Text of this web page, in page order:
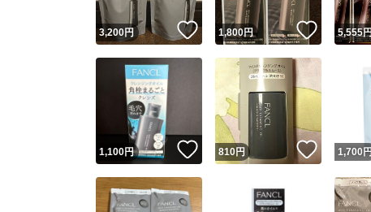
他フ
スピード&
※このバッ
スピ
スピ
3,200円 いいね！
1,800円 いいね！
5,555
1,100円 いいね！
810円 いいね！
1,700 円